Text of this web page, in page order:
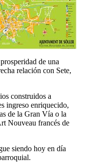
de una
relación con Sete,
construidos a
ingreso enriquecido,
de la Gran Vía o la
Nouveau francés de
siendo hoy en día